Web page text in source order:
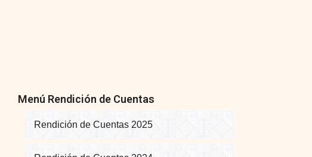
Menú Rendición de Cuentas
Rendición de Cuentas 2025